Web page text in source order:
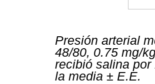
Presión arterial
48/80, 0.75 mg/
recibió salina
la media ± E.E.